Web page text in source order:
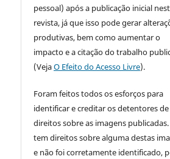
pessoal) após a publicação inicial
revista, já que isso pode gerar
produtivas, bem como aumentar o
impacto e a citação do trabalho
(VejaO Efeito do Acesso Livre).
Foram feitos todos os esforços para
identificar e creditar os detentores de
direitos sobre as imagens publicadas.
tem direitos sobre alguma destas
e não foi corretamente identificado,